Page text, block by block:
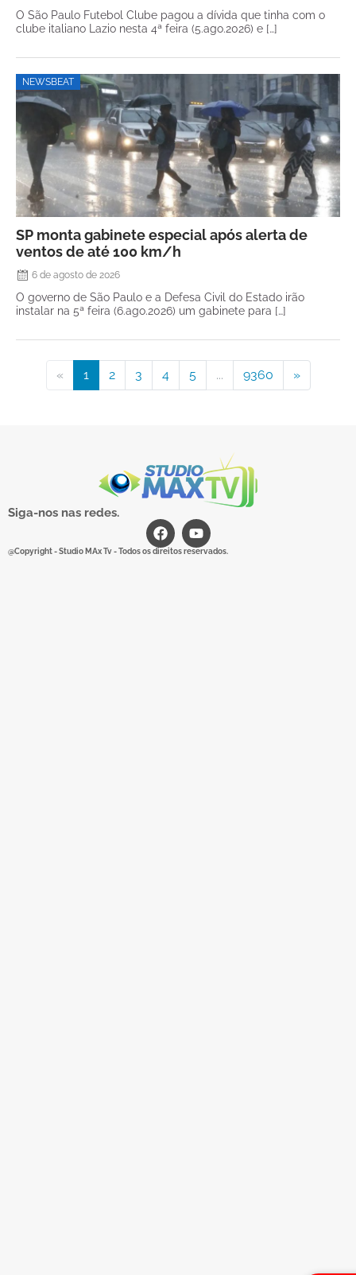
O São Paulo Futebol Clube pagou a dívida que tinha com o
clube italiano Lazio nesta 4ª feira (5.ago.2026) e […]
NEWSBEAT
SP monta gabinete especial após alerta de
ventos de até 100 km/h
6 de agosto de 2026
O governo de São Paulo e a Defesa Civil do Estado irão
instalar na 5ª feira (6.ago.2026) um gabinete para […]
« 1 2 3 4 5 ... 9360 »
Siga-nos nas redes.
@Copyright - Studio MAx Tv - Todos os direitos reservados.